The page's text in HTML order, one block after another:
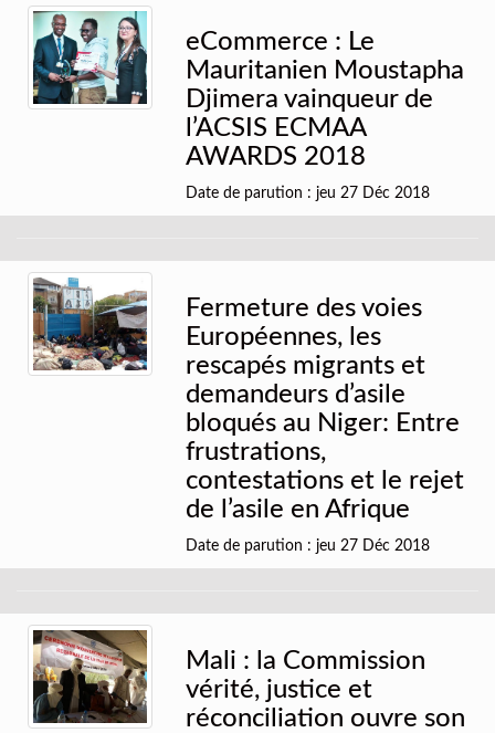
eCommerce : Le
Mauritanien Moustapha
Djimera vainqueur de
l’ACSIS ECMAA
AWARDS 2018
Date de parution : jeu 27 Déc 2018
Fermeture des voies
Européennes, les
rescapés migrants et
demandeurs d’asile
bloqués au Niger: Entre
frustrations,
contestations et le rejet
de l’asile en Afrique
Date de parution : jeu 27 Déc 2018
Mali : la Commission
vérité, justice et
réconciliation ouvre son